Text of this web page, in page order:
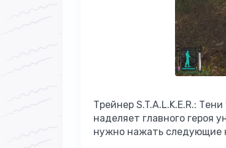
Трейнер S.T.A.L.K.E.R.:
наделяет главного героя
нужно нажать следующие